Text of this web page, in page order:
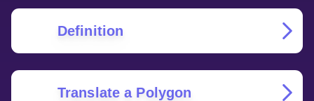
Definition
Translate a Polygon